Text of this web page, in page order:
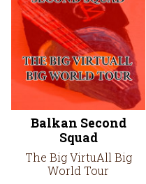
Balkan Second
Squad
The Big VirtuAll Big
World Tour